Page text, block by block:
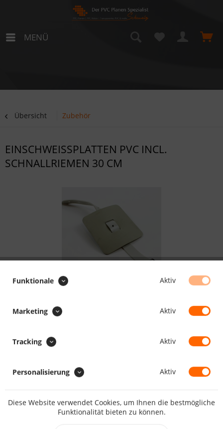
MENÜ
Übersicht Zubehör
EINSCHWEISSPLATTEN PVC INCL. S
CHNALLRIEMEN 30 CM
2.96 CHF *
Maßanfertigung, Lieferzeit daher ca. 5 - 10 Arbeitstage
WARENKORB
Merken Bewerten
Funktionale Aktiv
Marketing Aktiv
Tracking Aktiv
Personalisierung Aktiv
Diese Website verwendet Cookies, um Ihnen die bestmögliche
Funktionalität bieten zu können.